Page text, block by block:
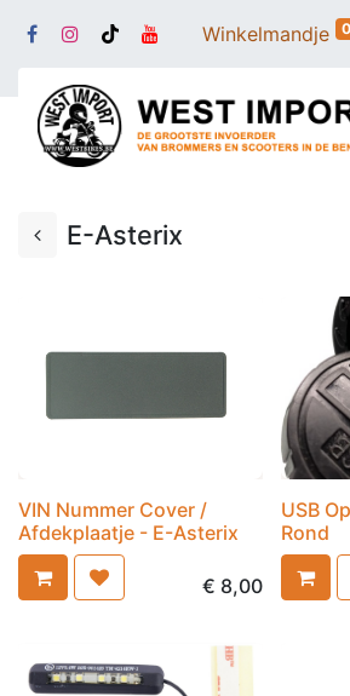
Winkelmandje 0
E-Asterix
VIN Nummer Cover /
Afdekplaatje - E-Asterix
€ 8,00
USB
Rond